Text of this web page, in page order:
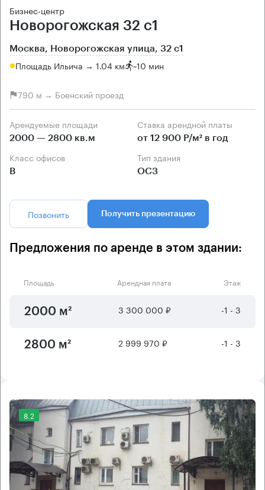
Бизнес-центр
Новорогожская 32 с1
Москва, Новорогожская улица, 32 с1
Площадь Ильича → 1.04 км ~10 мин
790 м → Боенский проезд
Арендуемые площади
2000 — 2800 кв.м
Ставка арендной платы
от 12 900 Р/м² в год
Класс офисов
B
Тип здания
ОСЗ
Позвонить Получить презентацию
Предложения по аренде в этом здании:
Площадь Арендная плата Этаж
2000 м² 3 300 000 ₽ -1 - 3
2800 м² 2 999 970 ₽ -1 - 3
8.2